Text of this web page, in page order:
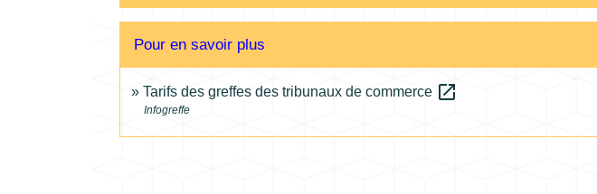
Pour en savoir plus
Tarifs des greffes des tribunaux de commerce open_in_new
Infogreffe